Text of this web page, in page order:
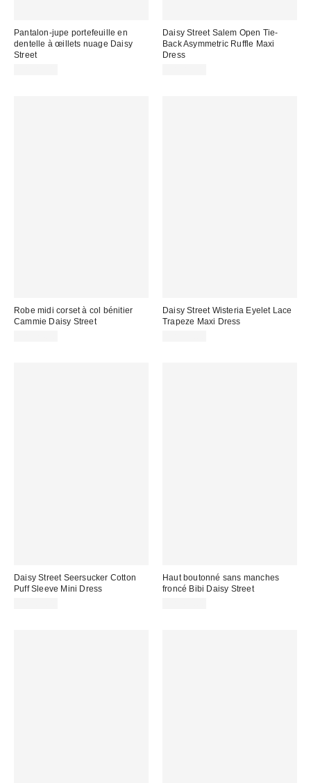
Pantalon-jupe portefeuille en
dentelle à œillets nuage Daisy
Street
Daisy Street Salem Open Tie-
Back Asymmetric Ruffle Maxi
Dress
Robe midi corset à col bénitier
Cammie Daisy Street
Daisy Street Wisteria Eyelet Lace
Trapeze Maxi Dress
Daisy Street Seersucker Cotton
Puff Sleeve Mini Dress
Haut boutonné sans manches
froncé Bibi Daisy Street